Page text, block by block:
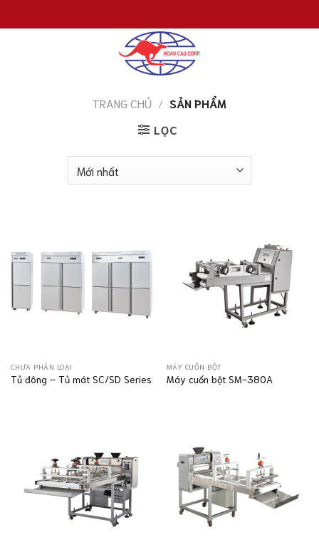
đến
TRANG CHỦ / SẢN PHẨM
LỌC
CHƯA PHÂN LOẠI
Tủ đông – Tủ mát SC/SD Series
MÁY CUỐN BỘT
Máy cuốn bột SM-380A